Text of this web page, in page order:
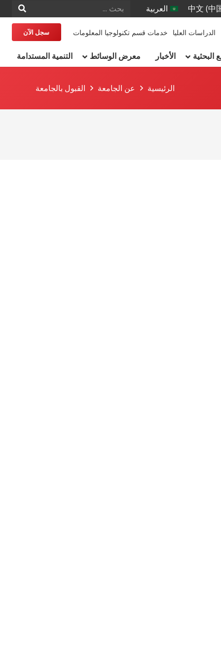
中文 (中 العربية
الدراسات العليا خدمات قسم تكنولوجيا المعلومات سجل الآن
الأخبار معرض الوسائط التنمية المستدامة
الرئيسية عن الجامعة القبول بالجامعة